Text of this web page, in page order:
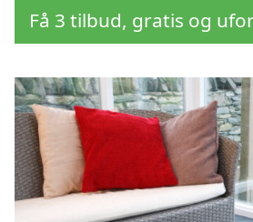
Få 3 tilbud, gratis og